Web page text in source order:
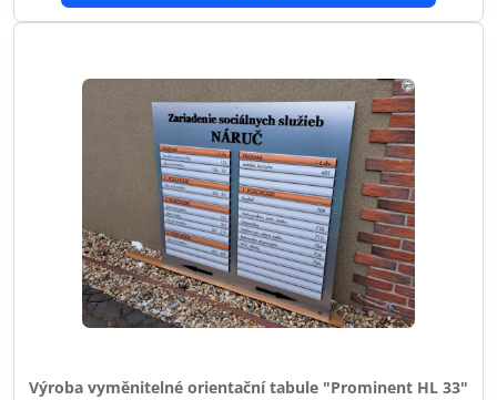
Výroba vyměnitelné orientační tabule "Prominent HL 33"